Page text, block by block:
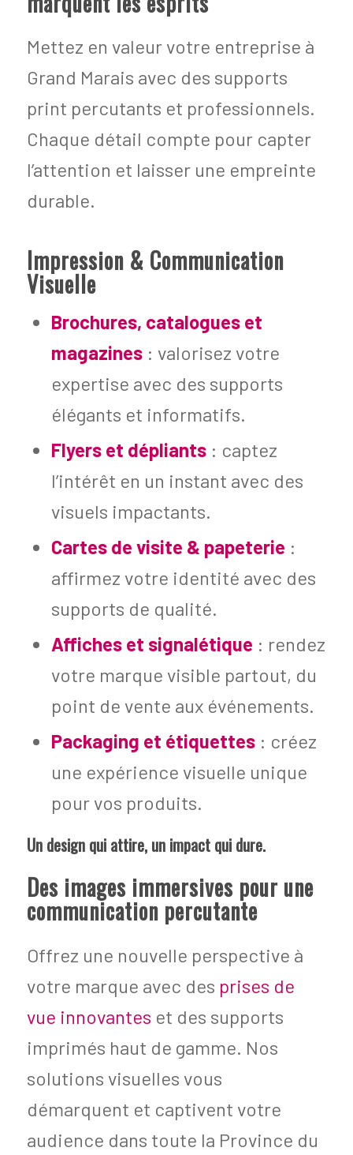
Mettez en valeur votre entreprise à
Grand Marais avec des supports
print percutants et professionnels.
Chaque détail compte pour capter
l’attention et laisser une empreinte
durable.
Impression & Communication
Visuelle
Brochures, catalogues et
magazines: valorisez votre
expertise avec des supports
élégants et informatifs.
Flyers et dépliants: captez
l’intérêt en un instant avec des
visuels impactants.
Cartes de visite & papeterie :
affirmez votre identité avec des
supports de qualité.
Affiches et signalétique : rendez
votre marque visible partout, du
point de vente aux événements.
Packaging et étiquettes: créez
une expérience visuelle unique
pour vos produits.
Un design qui attire, un impact qui dure.
Des images immersives pour une
communication percutante
Offrez une nouvelle perspective à
votre marque avec des prises de
vue innovantes et des supports
imprimés haut de gamme. Nos
solutions visuelles vous
démarquent et captivent votre
audience dans toute la Province du